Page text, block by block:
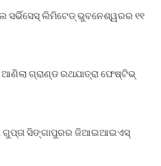
ସର୍ଭିସେସ୍ ଲିମିଟେଡ୍ ଭୁବନେଶ୍ୱରର ୧୧
ଗ୍ରାଣ୍ଡ ରଥଯାତ୍ରା ଫେଷ୍ଟିଭ୍
ଗୁପ୍ତା ସିଙ୍ଗାପୁରର ଜିଆଇଆଇଏସ୍